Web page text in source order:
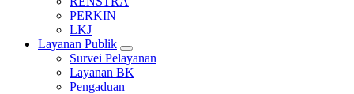
PERKIN
LKJ
Layanan Publik
Survei Pelayanan
Layanan BK
Pengaduan